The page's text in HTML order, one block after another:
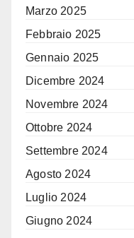
Marzo 2025
Febbraio 2025
Gennaio 2025
Dicembre 2024
Novembre 2024
Ottobre 2024
Settembre 2024
Agosto 2024
Luglio 2024
Giugno 2024